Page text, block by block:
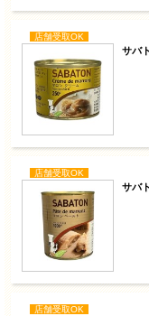
店舗受取OK
サバ
店舗受取OK
サバ
店舗受取OK